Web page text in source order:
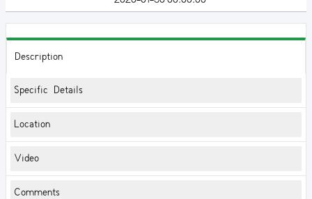
Description
Specific Details
Location
Video
Comments